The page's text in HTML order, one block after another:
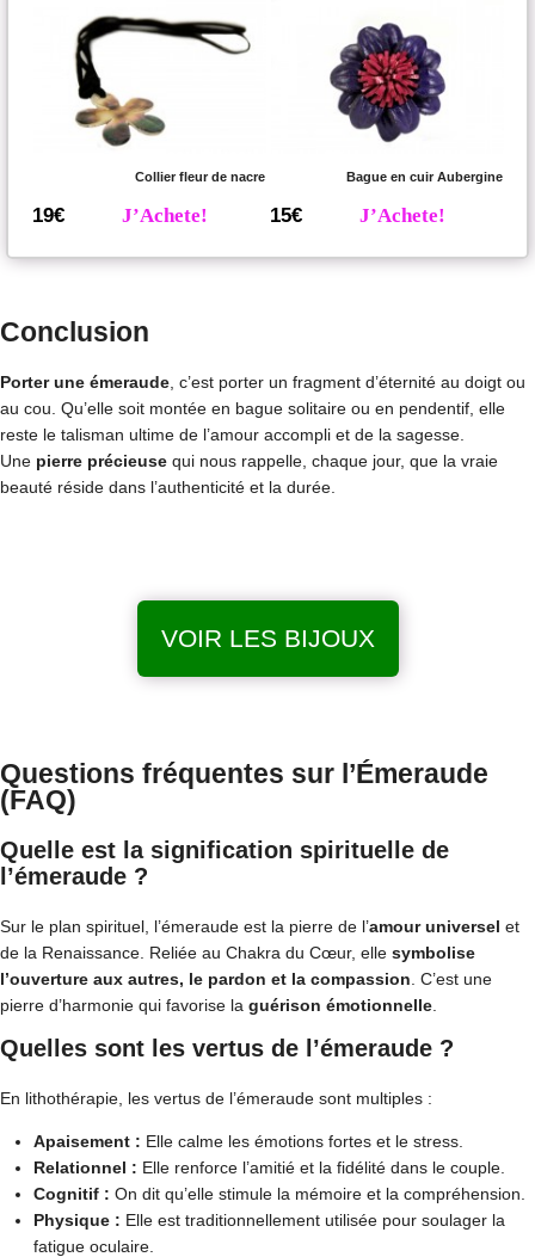
Collier fleur de nacre
19€ J’Achete!
Bague en cuir Aubergine
15€ J’Achete!
Conclusion
Porter une émeraude , c’est porter un fragment d’éternité au doigt ou
au cou. Qu’elle soit montée en bague solitaire ou en pendentif, elle
reste le talisman ultime de l’amour accompli et de la sagesse.
Une pierre précieuse qui nous rappelle, chaque jour, que la vraie
beauté réside dans l’authenticité et la durée.
VOIR LES BIJOUX
Questions fréquentes sur l’Émeraude
(FAQ)
Quelle est la signification spirituelle de
l’émeraude ?
Sur le plan spirituel, l’émeraude est la pierre de l’amour universel et
de la Renaissance. Reliée au Chakra du Cœur, elle symbolise
l’ouverture aux autres, le pardon et la compassion . C’est une
pierre d’harmonie qui favorise la guérison émotionnelle
Quelles sont les vertus de l’émeraude ?
En lithothérapie, les vertus de l’émeraude sont multiples :
Apaisement : Elle calme les émotions fortes et le stress.
Relationnel : Elle renforce l’amitié et la fidélité dans le couple.
Cognitif : On dit qu’elle stimule la mémoire et la compréhension.
Physique : Elle est traditionnellement utilisée pour soulager la
fatigue oculaire.